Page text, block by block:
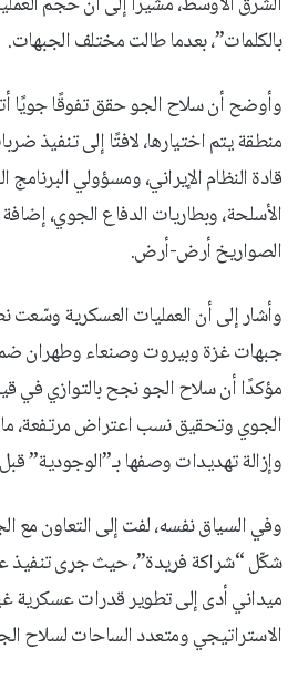
بالكلمات”، بعدما طالت مختلف الجبهات.
وأوضح أن سلاح الجو حقق تفوقًا جويًا
منطقة يتم اختيارها، لافتًا إلى تنفيذ
قادة النظام الإيراني، ومسؤولي
الأسلحة، وبطاريات الدفاع الجوي،
الصواريخ أرض-أرض.
وأشار إلى أن العمليات العسكرية وسّعت
جبهات غزة وبيروت وصنعاء وطهران
مؤكدًا أن سلاح الجو نجح بالتوازي في
الجوي وتحقيق نسب اعتراض مرتفعة، ما
وإزالة تهديدات وصفها بـ”الوجودية”
وفي السياق نفسه، لفت إلى التعاون مع
شكّل “شراكة فريدة”، حيث جرى تنفيذ
ميداني أدى إلى تطوير قدرات عسكرية
الاستراتيجي ومتعدد الساحات لسلاح